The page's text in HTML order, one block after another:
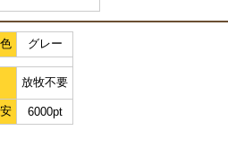
グレー
放牧不要
6000pt